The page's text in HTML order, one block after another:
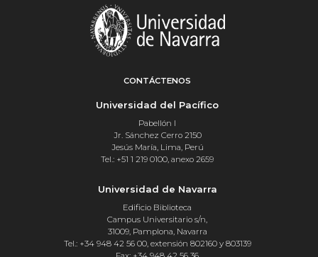
CONTÁCTENOS
Universidad del Pacífico
Pabellón I
Jr. Sánchez Cerro 2150
Jesús María, Lima, Perú
Tel.: +51 1 219 0100, anexo 2659
Universidad de Navarra
Edificio Biblioteca
Campus Universitario s/n,
31009, Pamplona, Navarra
Tel.: +34 948 42 56 00, extensión 802160 y 803139